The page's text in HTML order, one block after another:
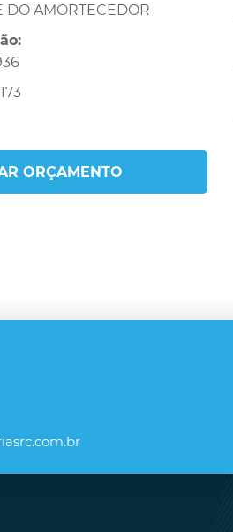
DO AMORTECEDOR
ORÇAMENTO